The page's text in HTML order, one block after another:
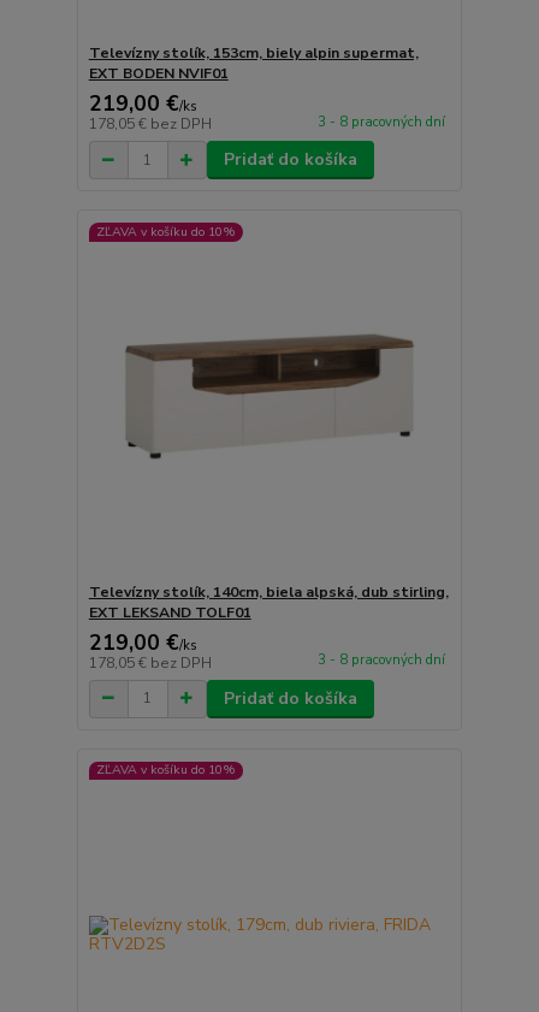
Televízny stolík, 153cm, biely alpin supermat,
EXT BODEN NVIF01
219,00 €/ks
178,05 € bez DPH 3 - 8 pracovných dní
Pridať do košíka
ZĽAVA v košíku do 10%
Televízny stolík, 140cm, biela alpská, dub stirling,
EXT LEKSAND TOLF01
219,00 €/ks
178,05 € bez DPH 3 - 8 pracovných dní
Pridať do košíka
ZĽAVA v košíku do 10%